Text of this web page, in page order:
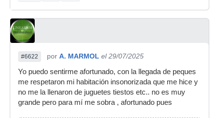
#6622 por A. MARMOL el 29/07/2025
Yo puedo sentirme afortunado, con la llegada de peques
me respetaron mi habitación insonorizada que me hice y
no me la llenaron de juguetes tiestos etc.. no es muy
grande pero para mí me sobra , afortunado pues